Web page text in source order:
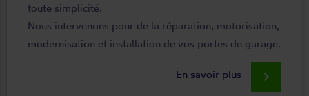
toute simplicité.
Nous intervenons pour de la réparation, motorisation,
modernisation et installation de vos portes de garage.
En savoir plus keyboard_arrow_right